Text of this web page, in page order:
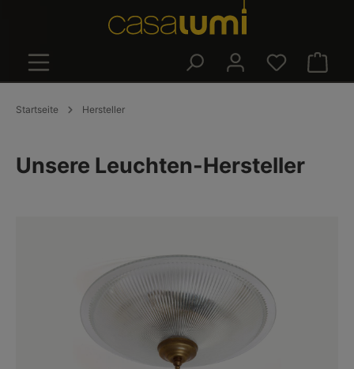
Startseite Hersteller
Unsere Leuchten-Hersteller